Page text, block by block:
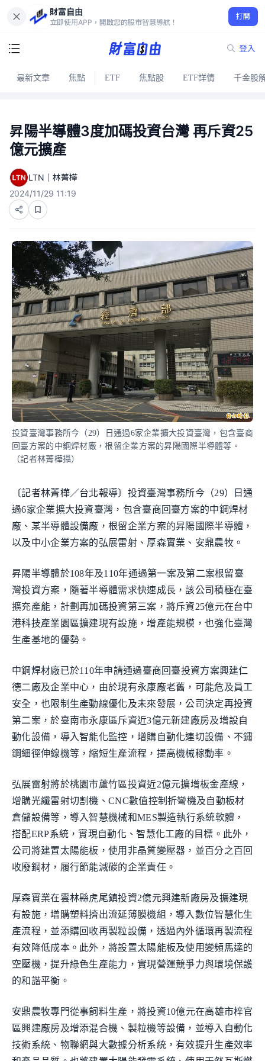
財富自由
立即使用APP，開啟您的股市智慧導航！
打開
登入
最新文章 焦點 ETF 焦點股 ETF詳情 千金股
昇陽半導體3度加碼投資台灣 再斥資25
億元擴產
LTN｜林菁樺
2024/11/29 11:19
投資臺灣事務所今（29）日通過6家企業擴大投資臺灣，包含臺商
回臺方案的中鋼焊材廠，根留企業方案的昇陽國際半導體等。
（記者林菁樺攝）
〔記者林菁樺／台北報導〕投資臺灣事務所今（29）日通
過6家企業擴大投資臺灣，包含臺商回臺方案的中鋼焊材
廠、某半導體設備廠，根留企業方案的昇陽國際半導體，
以及中小企業方案的弘展雷射、厚森實業、安鼎農牧。
昇陽半導體於108年及110年通過第一案及第二案根留臺
灣投資方案，隨著半導體需求快速成長，該公司積極在臺
擴充產能，計劃再加碼投資第三案，將斥資25億元在台中
港科技產業園區擴建現有設施，增產能規模，也強化臺灣
生產基地的優勢。
中鋼焊材廠已於110年申請通過臺商回臺投資方案興建仁
德二廠及企業中心，由於現有永康廠老舊，可能危及員工
安全，也限制生產動線優化及未來發展，公司決定再投資
第二案，於臺南市永康區斥資近3億元新建廠房及增設自
動化設備，導入智能化監控，增購自動化連切設備、不鏽
鋼細徑伸線機等，縮短生產流程，提高機械稼動率。
弘展雷射將於桃園市蘆竹區投資近2億元擴增板金產線，
增購光纖雷射切割機、CNC數值控制折彎機及自動板材
倉儲設備等，導入智慧機械和MES製造執行系統軟體，
搭配ERP系統，實現自動化、智慧化工廠的目標。此外，
公司將建置太陽能板，使用非晶質變壓器，並百分之百回
收廢鋼材，履行節能減碳的企業責任。
厚森實業在雲林縣虎尾鎮投資2億元興建新廠房及擴建現
有設施，增購塑料擠出流延薄膜機組，導入數位智慧化生
產流程，並添購回收再製粒設備，透過內外循環再製流程
有效降低成本。此外，將設置太陽能板及使用變頻馬達的
空壓機，提升綠色生產能力，實現營運競爭力與環境保護
的和諧平衡。
安鼎農牧專門從事飼料生產，將投資10億元在高雄市梓官
區興建廠房及增添混合機、製粒機等設備，並導入自動化
技術系統、物聯網與大數據分析系統，有效提升生產效率